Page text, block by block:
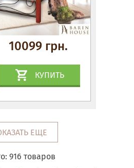
10099 грн.
КУПИТЬ
ЕЩЕ
916 товаров